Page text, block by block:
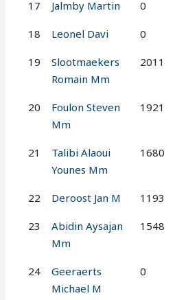
17 Jalmby Martin 0
18 Leonel Davi 0
19
Slootmaekers
Romain Mm
2011
20
Foulon Steven
Mm
1921
21
Talibi Alaoui
Younes Mm
1680
22 Deroost Jan M 1193
23
Abidin Aysajan
Mm
1548
24
Geeraerts
Michael M
0